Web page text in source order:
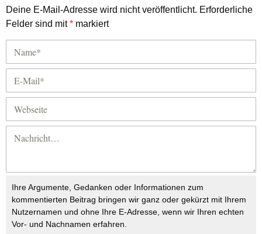
Deine E-Mail-Adresse wird nicht veröffentlicht. Erforderliche
Felder sind mit* markiert
Ihre Argumente, Gedanken oder Informationen zum
kommentierten Beitrag bringen wir ganz oder gekürzt mit Ihrem
Nutzernamen und ohne Ihre E-Adresse, wenn wir Ihren echten
Vor- und Nachnamen erfahren.